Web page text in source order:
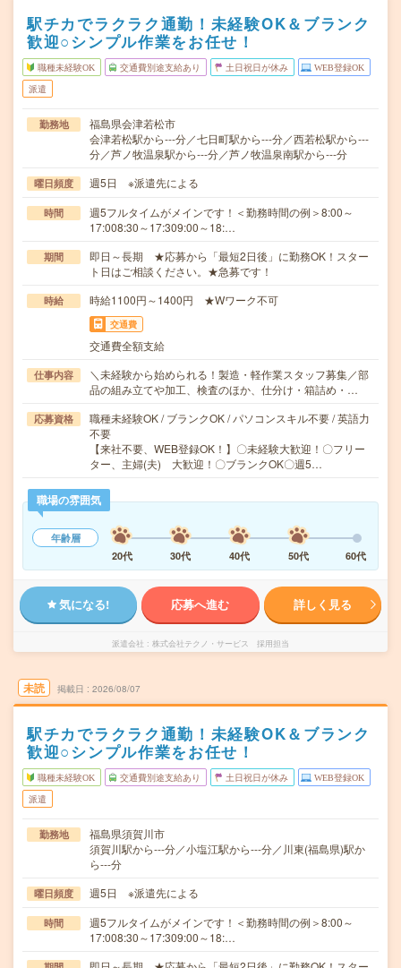
駅チカでラクラク通勤！未経験OK＆ブランク
歓迎○シンプル作業をお任せ！
職種未経験OK 交通費別途支給あり 土日祝日が休み WEB登録OK
派遣
勤務地
福島県会津若松市
会津若松駅から---分／七日町駅から---分／西若松駅から---
分／芦ノ牧温泉駅から---分／芦ノ牧温泉南駅から---分
曜日頻度 週5日 ※派遣先による
時間
週5フルタイムがメインです！＜勤務時間の例＞8:00～
17:008:30～17:309:00～18:…
期間
即日～長期 ★応募から「最短2日後」に勤務OK！スター
ト日はご相談ください。★急募です！
時給 時給1100円～1400円 ★Wワーク不可
交通費
交通費全額支給
仕事内容
＼未経験から始められる！製造・軽作業スタッフ募集／部
品の組み立てや加工、検査のほか、仕分け・箱詰め・…
応募資格
職種未経験OK / ブランクOK / パソコンスキル不要 / 英語力
不要
【来社不要、WEB登録OK！】〇未経験大歓迎！〇フリー
ター、主婦(夫) 大歓迎！〇ブランクOK〇週5…
職場の雰囲気
年齢層
20代
30代 40代 50代 60代
気になる! 応募へ進む 詳しく見る
派遣会社 株式会社テクノ・サービス 採用担当
未読 掲載日 2026/08/07
駅チカでラクラク通勤！未経験OK＆ブランク
歓迎○シンプル作業をお任せ！
職種未経験OK 交通費別途支給あり 土日祝日が休み WEB登録OK
派遣
勤務地
福島県須賀川市
須賀川駅から---分／小塩江駅から---分／川東(福島県)駅か
ら---分
曜日頻度 週5日 ※派遣先による
時間
週5フルタイムがメインです！＜勤務時間の例＞8:00～
17:008:30～17:309:00～18:…